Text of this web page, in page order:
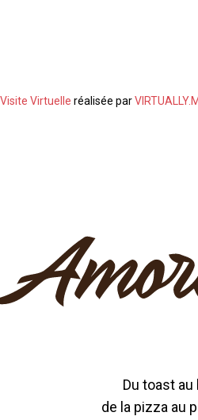
Visite Virtuelle réalisée par
Du toast au
de la pizza au